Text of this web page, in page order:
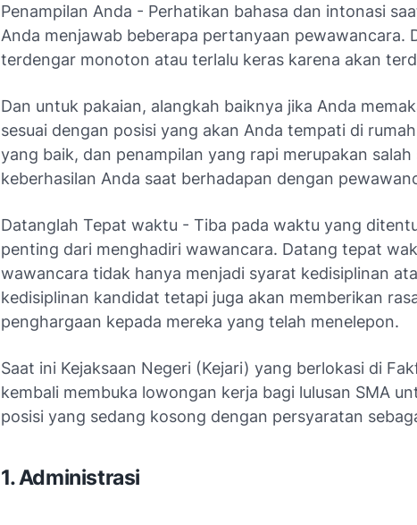
Penampilan Anda - Perhatikan bahasa dan intonasi
Anda menjawab beberapa pertanyaan pewawancara.
terdengar monoton atau terlalu keras karena akan
Dan untuk pakaian, alangkah baiknya jika Anda
sesuai dengan posisi yang akan Anda tempati di
yang baik, dan penampilan yang rapi merupakan salah
keberhasilan Anda saat berhadapan dengan
Datanglah Tepat waktu - Tiba pada waktu yang
penting dari menghadiri wawancara. Datang tepat
wawancara tidak hanya menjadi syarat kedisiplinan
kedisiplinan kandidat tetapi juga akan memberikan
penghargaan kepada mereka yang telah menelepon.
Saat ini Kejaksaan Negeri (Kejari) yang berlokasi di
kembali membuka lowongan kerja bagi lulusan SMA
posisi yang sedang kosong dengan persyaratan
1. Administrasi